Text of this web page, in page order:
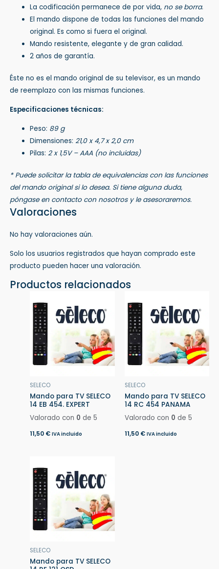
La codificación permanece de por vida, no se borra.
El mando dispone de todas las funciones del mando
original. Es como si fuera el original.
Mando resistente, elegante y de gran calidad.
2 años de garantía.
Éste no es el mando original de su televisor, es un mando
de reemplazo con las mismas funciones.
Especificaciones técnicas:
Peso: 89 g
Dimensiones:21,0 x 4,7 x 2,0 cm
Pilas:2 x 1,5V – AAA (no incluidas)
* Puede solicitar la tabla de equivalencias con las funciones
del mando original si lo desea. Si tiene alguna duda,
póngase en contacto con nosotros y le asesoraremos.
Valoraciones
No hay valoraciones aún.
Solo los usuarios registrados que hayan comprado este
producto pueden hacer una valoración.
Productos relacionados
SELECO
Mando para TV SELECO
14 EB 454. EXPERT
Valorado con 0 de 5
11,50 € IVA incluido
SELECO
Mando para TV SELECO
14 RC 454 PANAMA
Valorado con 0 de 5
11,50 € IVA incluido
SELECO
Mando para TV SELECO